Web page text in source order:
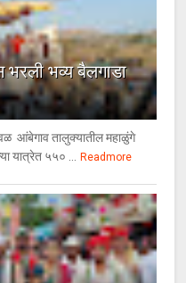
भरली भव्य बैलगाडा
आंबेगाव तालुक्यातील महाळुंगे
यात्रेत ५५० ...
Readmore